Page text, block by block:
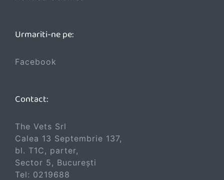
Urmariti-ne pe:
Facebook
Contact:
The Vets Srl
Calea 13 Septembrie 137,
bl. T1C, parter,
Sector 5, București
Tel: 0219688